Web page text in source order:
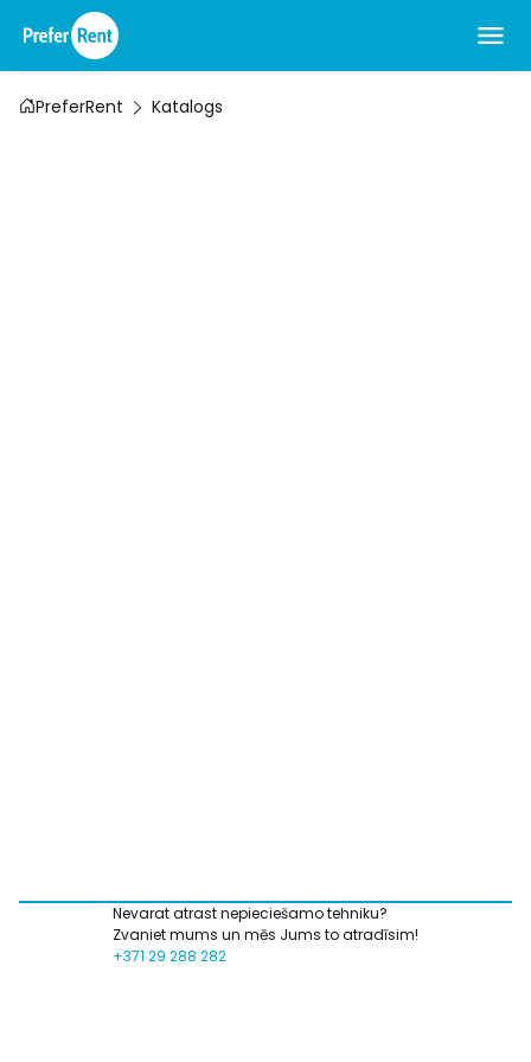
PreferRent Katalogs
Nevarat atrast nepieciešamo tehniku?
Zvaniet mums un mēs Jums to atradīsim!
+371 29 288 282